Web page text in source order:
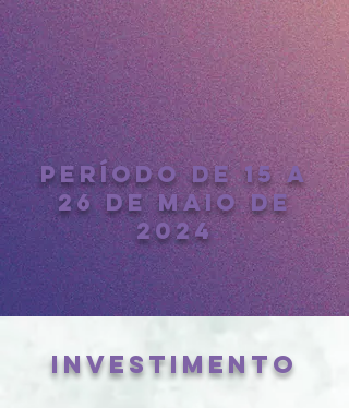
PERÍODO DE 15 A
26 DE MAIO DE
2024
INVESTIMENTO